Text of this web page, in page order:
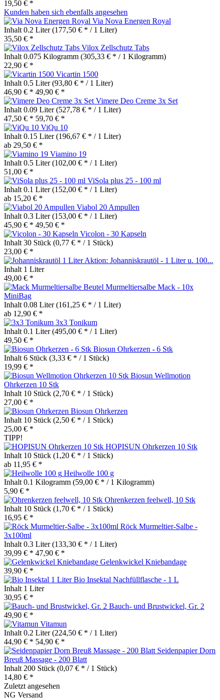
19,50 € *
Kunden haben sich ebenfalls angesehen
Via Nova Energen Royal
Inhalt 0.2 Liter(177,50 € * / 1 Liter)
35,50 € *
Vilox Zellschutz Tabs
Inhalt 0.075 Kilogramm (305,33 € * / 1 Kilogramm)
22,90 € *
Vicartin 1500
Inhalt 0.5 Liter(93,80 € * / 1 Liter)
46,90 € * 49,90 € *
Vimere Deo Creme 3x Set
Inhalt 0.09 Liter(527,78 € * / 1 Liter)
47,50 € * 59,70 € *
ViQu 10
Inhalt 0.15 Liter(196,67 € * / 1 Liter)
ab 29,50 € *
Viamino 19
Inhalt 0.5 Liter(102,00 € * / 1 Liter)
51,00 € *
ViSola plus 25 - 100 ml
Inhalt 0.1 Liter(152,00 € * / 1 Liter)
ab 15,20 € *
Viabol 20 Ampullen
Inhalt 0.3 Liter(153,00 € * / 1 Liter)
45,90 € * 49,50 € *
Vicolon - 30 Kapseln
Inhalt 30 Stück (0,77 € * / 1 Stück)
23,00 € *
Aktion: Johanniskrautöl - 1 Liter u. 100...
Inhalt 1 Liter
49,00 € *
Murmeltiersalbe Mack - 10x
MiniBag
Inhalt 0.08 Liter(161,25 € * / 1 Liter)
ab 12,90 € *
3x3 Tonikum
Inhalt 0.1 Liter(495,00 € * / 1 Liter)
49,50 € *
Biosun Ohrkerzen - 6 Stk
Inhalt 6 Stück (3,33 € * / 1 Stück)
19,99 € *
Biosun Wellmotion
Ohrkerzen 10 Stk
Inhalt 10 Stück (2,70 € * / 1 Stück)
27,00 € *
Biosun Ohrkerzen
Inhalt 10 Stück (2,50 € * / 1 Stück)
25,00 € *
TIPP!
HOPISUN Ohrkerzen 10 Stk
Inhalt 10 Stück (1,20 € * / 1 Stück)
ab 11,95 € *
Heilwolle 100 g
Inhalt 0.1 Kilogramm (59,00 € * / 1 Kilogramm)
5,90 € *
Ohrenkerzen feelwell, 10 Stk
Inhalt 10 Stück (1,70 € * / 1 Stück)
16,95 € *
Röck Murmeltier-Salbe -
3x100ml
Inhalt 0.3 Liter(133,30 € * / 1 Liter)
39,99 € * 47,90 € *
Gelenkwickel Kniebandage
39,90 € *
Bio Insektal Nachfüllflasche - 1 L
Inhalt 1 Liter
30,95 € *
Bauch- und Brustwickel, Gr. 2
49,90 € *
Vitamun
Inhalt 0.2 Liter(224,50 € * / 1 Liter)
44,90 € * 54,90 € *
Seidenpapier Dorn
Breuß Massage - 200 Blatt
Inhalt 200 Stück (0,07 € * / 1 Stück)
14,80 € *
Zuletzt angesehen
NG Versand